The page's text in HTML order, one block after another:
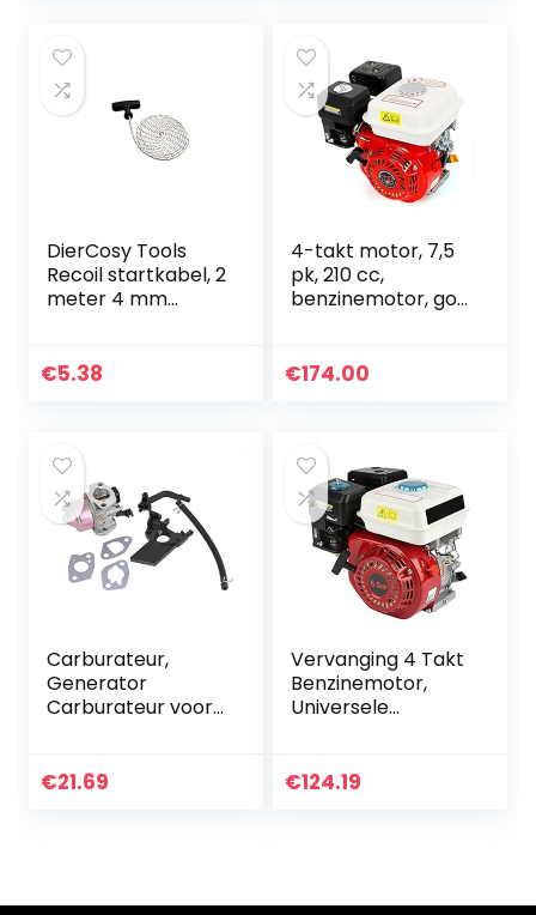
DierCosy Tools
Recoil startkabel, 2
meter 4 mm
motor
€5.38
4-takt motor, 7,5
pk, 210 cc,
benzinemotor, go
trilplaat, benzine,
€174.00
Carburateur,
Generator
Carburateur voor
3KW Generator
€21.69
Vervanging 4 Takt
Benzinemotor,
Universele
Benzinemotor Pull
€124.19